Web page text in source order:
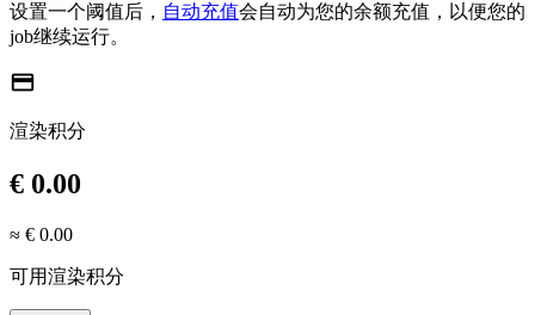
设置一个阈值后， 自动充值会自动为您的余额充值，以便您的
job继续运行。
credit_card
渲染积分
€ 0.00
≈ € 0.00
可用渲染积分